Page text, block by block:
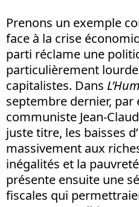
Prenons un exemple
face à la crise
parti réclame une
particulièrement lourde
capitalistes. Dans
septembre dernier, par
communiste Jean-
juste titre, les baisses
massivement aux
inégalités et la
présente ensuite une
fiscales qui